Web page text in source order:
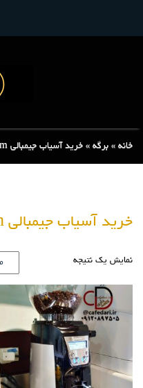
خانه » برگه » خرید آسیاب جیمبالی cm
خرید آسیاب جیمبالی cm
نمایش یک نتیجه